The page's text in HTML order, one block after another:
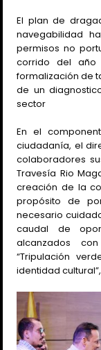
El plan de
navegabilidad
permisos no
corrido del
formalización de
de un
sector
En el
ciudadanía, el
colaboradores
Travesía Rio
creación de la
propósito de
necesario
caudal de
alcanzados
“Tripulación
identidad